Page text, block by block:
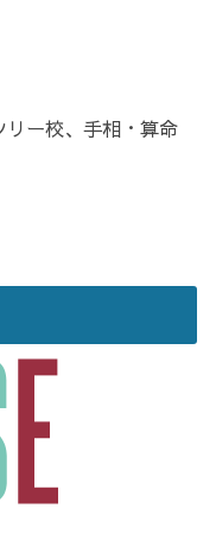
ー校、手相・算命